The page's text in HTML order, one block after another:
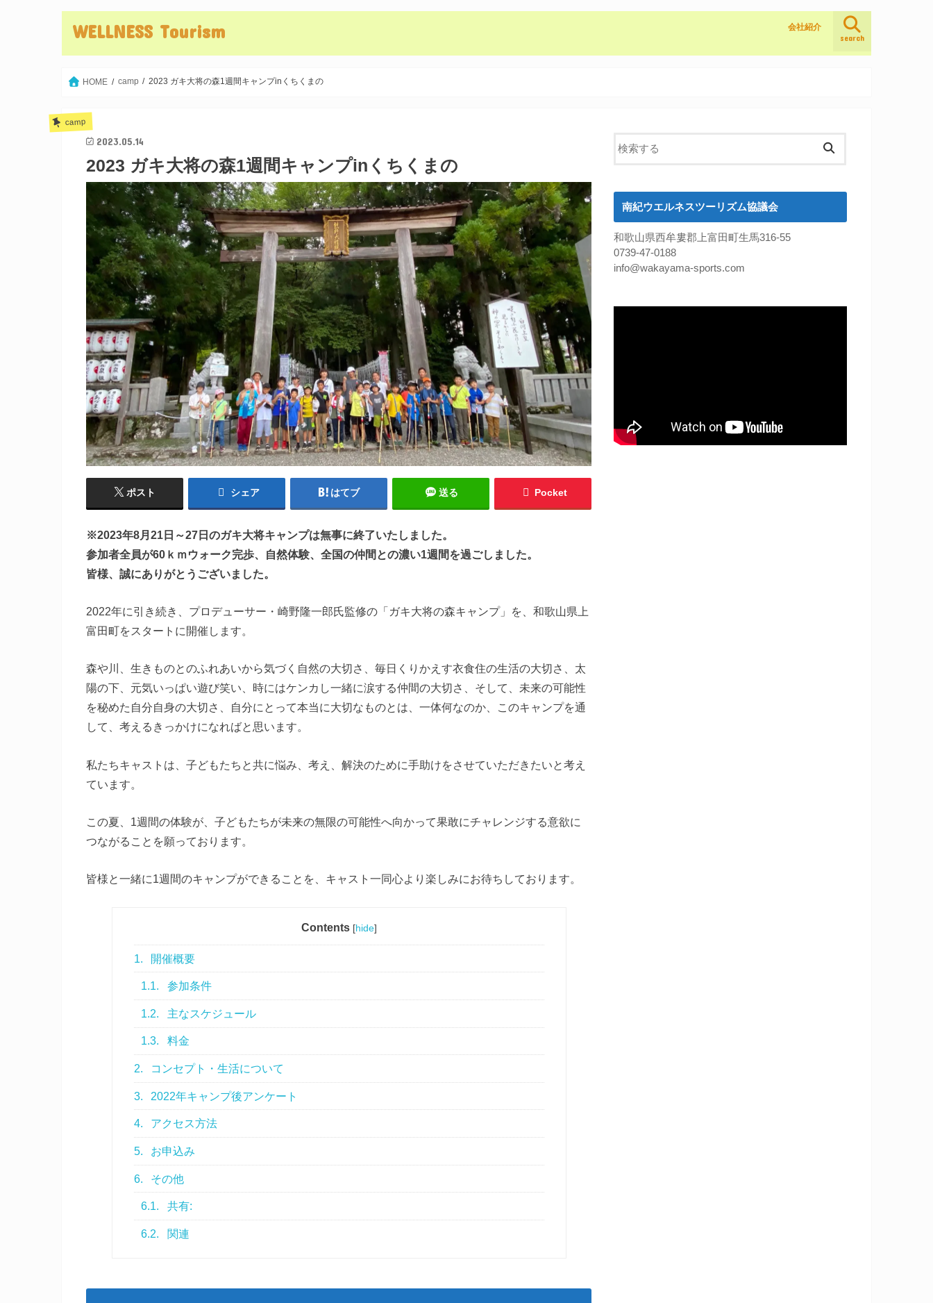
WELLNESS Tourism search
会社紹介
HOME camp 2023 ガキ大将の森1週間キャンプinくちくまの
camp
2023.05.14
2023 ガキ大将の森1週間キャンプinくちくまの
ポスト シェア はてブ 送る Pocket
※2023年8月21日～27日のガキ大将キャンプは無事に終了いたしました。
参加者全員が60ｋｍウォーク完歩、自然体験、全国の仲間との濃い1週間を過ごしました。
皆様、誠にありがとうございました。
2022年に引き続き、プロデューサー・崎野隆一郎氏監修の「ガキ大将の森キャンプ」を、和歌山県上
富田町をスタートに開催します。
森や川、生きものとのふれあいから気づく自然の大切さ、毎日くりかえす衣食住の生活の大切さ、太
陽の下、元気いっぱい遊び笑い、時にはケンカし一緒に涙する仲間の大切さ、そして、未来の可能性
を秘めた自分自身の大切さ、自分にとって本当に大切なものとは、一体何なのか、このキャンプを通
して、考えるきっかけになればと思います。
私たちキャストは、子どもたちと共に悩み、考え、解決のために手助けをさせていただきたいと考え
ています。
この夏、1週間の体験が、子どもたちが未来の無限の可能性へ向かって果敢にチャレンジする意欲に
つながることを願っております。
皆様と一緒に1週間のキャンプができることを、キャスト一同心より楽しみにお待ちしております。
Contents [hide]
1. 開催概要
1.1. 参加条件
1.2. 主なスケジュール
1.3. 料金
2. コンセプト・生活について
3. 2022年キャンプ後アンケート
4. アクセス方法
5. お申込み
6. その他
6.1. 共有:
6.2. 関連
南紀ウエルネスツーリズム協議会
和歌山県西牟婁郡上富田町生馬316-55
0739-47-0188
info@wakayama-sports.com